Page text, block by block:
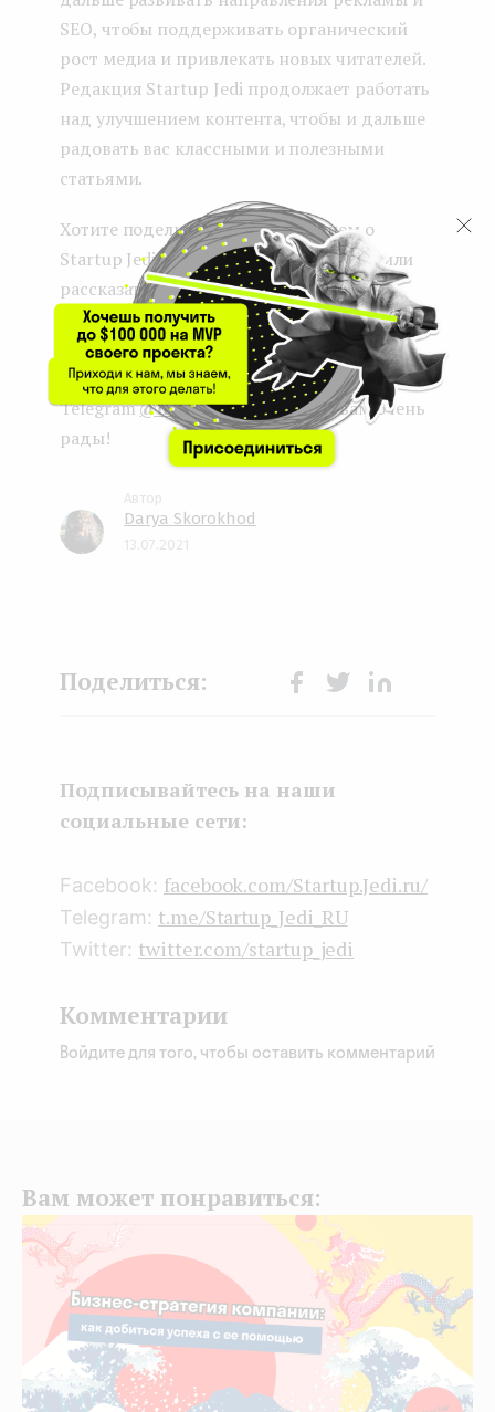
SEO, чтобы поддерживать органический
рост медиа и привлекать новых читателей.
Редакция Startup Jedi продолжает работать
над улучшением контента, чтобы и дальше
радовать вас классными и полезными
статьями.
Хотите поделиться своим мнением о
Startup Jedi, а может написать статью или
рассказать о своем стартапе? Тогда
смелозаполняйте нашу формуили
пишите напрямую нам на
почтуyo@startupjedi.vcили в
Telegram@darya_skd. Мы будем вам очень
рады!
Darya Skorokhod
13.07.2021
k
Подписывайтесь на наши
социальные сети:
Facebook: facebook.com/Startup.Jedi.ru/
Telegram: t.me/Startup_Jedi_RU
Twitter: twitter.com/startup_jedi
Комментарии
Войдите для того, чтобы оставить комментарий
Вам может понравиться: